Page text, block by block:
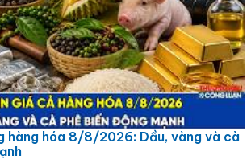
hàng hóa 8/8/2026: Dầu, vàng và cà